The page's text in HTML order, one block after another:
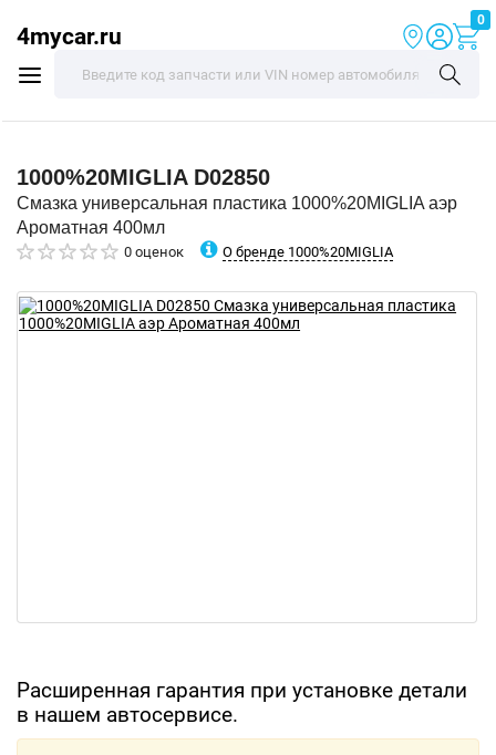
4mycar.ru
0
1000%20MIGLIA D02850
Смазка универсальная пластика 1000%20MIGLIA аэр
Ароматная 400мл
0 оценок О бренде 1000%20MIGLIA
Расширенная гарантия при установке детали
в нашем автосервисе.